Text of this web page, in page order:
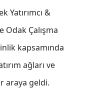
&
Çalışma
kapsamında
ağları ve
araya geldi.